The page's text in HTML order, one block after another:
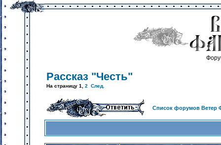
Рассказ "Честь"
На страницу 1 2 След.
Список форумов Ветер